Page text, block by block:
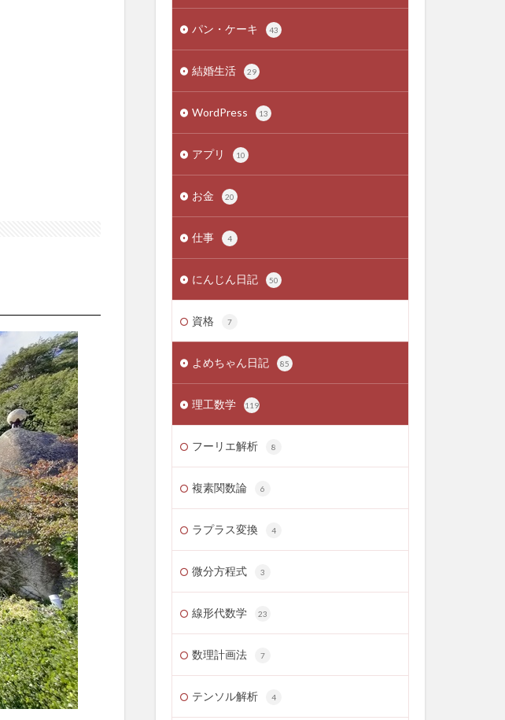
パン・ケーキ 43
結婚生活 29
WordPress 13
アプリ 10
お金 20
仕事 4
にんじん日記 50
資格 7
よめちゃん日記 85
理工数学 119
フーリエ解析 8
複素関数論 6
ラプラス変換 4
微分方程式 3
線形代数学 23
数理計画法 7
テンソル解析 4